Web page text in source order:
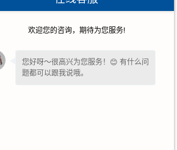
欢迎您的咨询，期待为您服务!
您好呀～很高兴为您服务！😊 有什么问
题都可以跟我说哦。